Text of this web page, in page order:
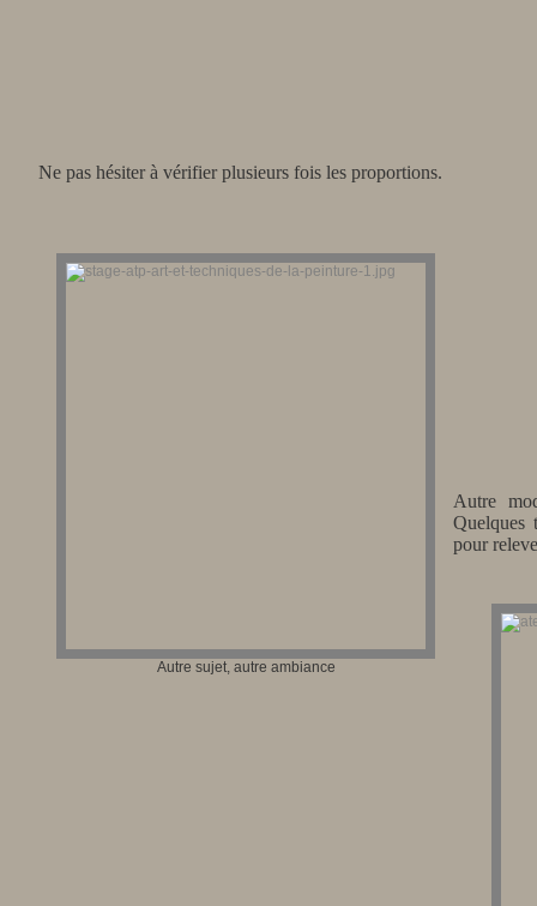
Ne pas hésiter à vérifier plusieurs fois les proportions.
Autre sujet, autre ambiance
Autre
Quelques
pour